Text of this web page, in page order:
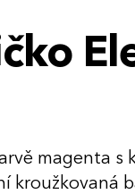
magenta
kroužkovaná